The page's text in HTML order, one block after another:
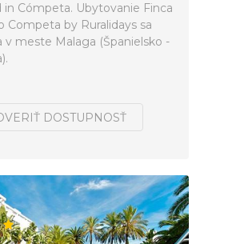
in Cómpeta. Ubytovanie Finca
Competa by Ruralidays sa
v meste Malaga (Španielsko -
DOSTUPNOSŤ